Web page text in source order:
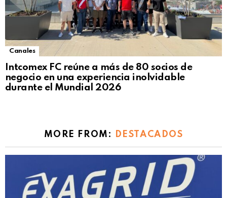
Canales
Intcomex FC reúne a más de 80 socios de
negocio en una experiencia inolvidable
durante el Mundial 2026
MORE FROM: DESTACADOS